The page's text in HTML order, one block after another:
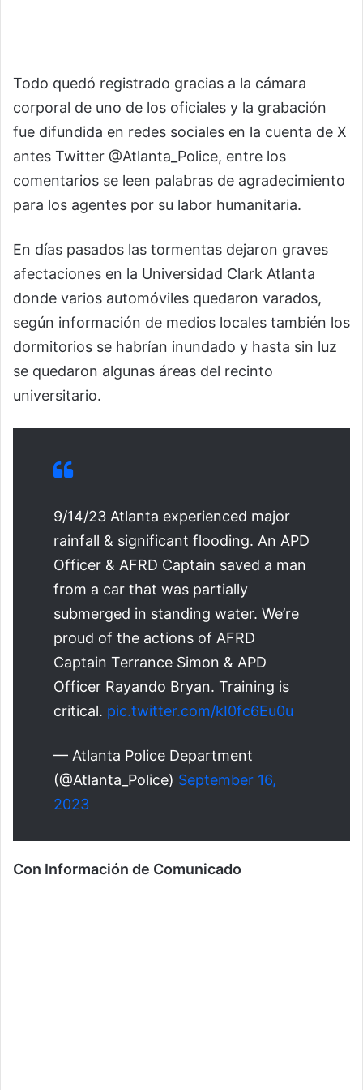
Todo quedó registrado gracias a la cámara
corporal de uno de los oficiales y la grabación
fue difundida en redes sociales en la cuenta de X
antes Twitter @Atlanta_Police, entre los
comentarios se leen palabras de agradecimiento
para los agentes por su labor humanitaria.
En días pasados las tormentas dejaron graves
afectaciones en la Universidad Clark Atlanta
donde varios automóviles quedaron varados,
según información de medios locales también los
dormitorios se habrían inundado y hasta sin luz
se quedaron algunas áreas del recinto
universitario.
9/14/23 Atlanta experienced major
rainfall & significant flooding. An APD
Officer & AFRD Captain saved a man
from a car that was partially
submerged in standing water. We’re
proud of the actions of AFRD
Captain Terrance Simon & APD
Officer Rayando Bryan. Training is
critical. pic.twitter.com/kI0fc6Eu0u
— Atlanta Police Department
(@Atlanta_Police) September 16,
2023
Con Información de Comunicado